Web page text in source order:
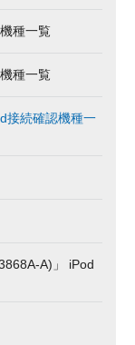
種一覧
種一覧
接続確認機種一
A)」 iPod